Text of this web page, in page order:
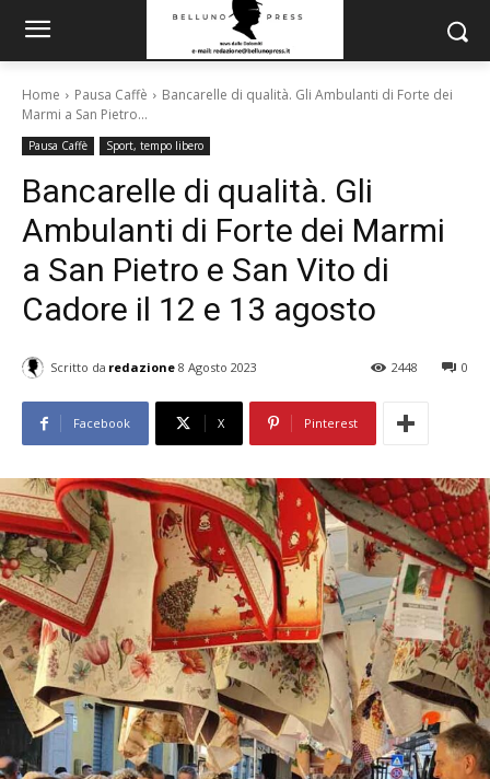
Home Pausa Caffè
Bancarelle di qualità. Gli Ambulanti di Forte dei
Marmi a San Pietro...
Pausa Caffè Sport, tempo libero
Bancarelle di qualità. Gli
Ambulanti di Forte dei Marmi
a San Pietro e San Vito di
Cadore il 12 e 13 agosto
Scritto da redazione 8 Agosto 2023 0
2448
Facebook X Pinterest